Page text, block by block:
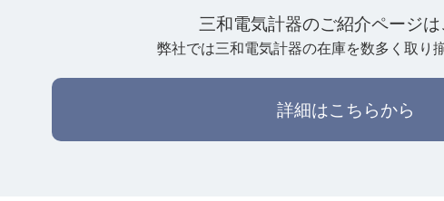
三和電気計器のご紹介ページ
弊社では三和電気計器の在庫を数多く取り
詳細はこちらから